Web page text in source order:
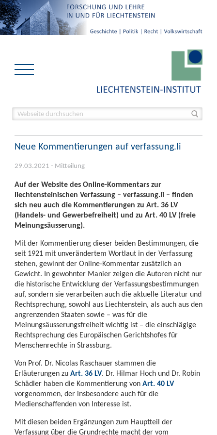
Neue Kommentierungen auf verfassung.li
29.03.2021 - Mitteilung
Auf der Website des Online-Kommentars zur
liechtensteinischen Verfassung – verfassung.li – finden
sich neu auch die Kommentierungen zu Art. 36 LV
(Handels- und Gewerbefreiheit) und zu Art. 40 LV (freie
Meinungsäusserung).
Mit der Kommentierung dieser beiden Bestimmungen, die
seit 1921 mit unverändertem Wortlaut in der Verfassung
stehen, gewinnt der Online-Kommentar zusätzlich an
Gewicht. In gewohnter Manier zeigen die Autoren nicht nur
die historische Entwicklung der Verfassungsbestimmungen
auf, sondern sie verarbeiten auch die aktuelle Literatur und
Rechtsprechung, sowohl aus Liechtenstein, als auch aus den
angrenzenden Staaten sowie – was für die
Meinungsäusserungsfreiheit wichtig ist – die einschlägige
Rechtsprechung des Europäischen Gerichtshofes für
Menschenrechte in Strassburg.
Von Prof. Dr. Nicolas Raschauer stammen die
Erläuterungen zu Art. 36 LV. Dr. Hilmar Hoch und Dr. Robin
Schädler haben die Kommentierung von Art. 40 LV
vorgenommen, der insbesondere auch für die
Medienschaffenden von Interesse ist.
Mit diesen beiden Ergänzungen zum Hauptteil der
Verfassung über die Grundrechte macht der vom